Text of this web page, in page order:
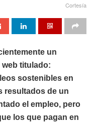
Cortesía
un
titulado:
sostenibles en
resultados de un
el empleo, pero
los que pagan en